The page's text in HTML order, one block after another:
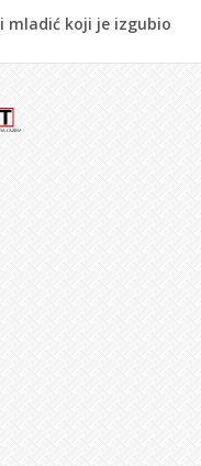
mladić koji je izgubio
(Hasan)
(Smajil)